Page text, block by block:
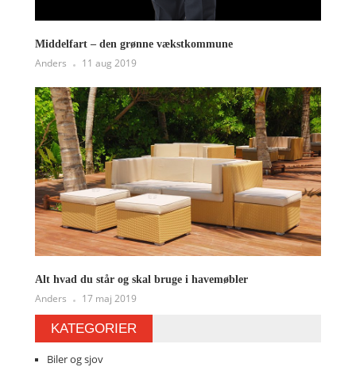
Middelfart – den grønne vækstkommune
Anders 11 aug 2019
Alt hvad du står og skal bruge i havemøbler
Anders 17 maj 2019
KATEGORIER
Biler og sjov